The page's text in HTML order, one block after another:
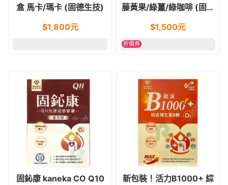
盒 馬卡/瑪卡 (固德生技)
$1,800元
藤黃果/綠薑/綠咖啡 (固德
$1,500元
折價券
固鈊康 kaneka CO Q10
新包裝！活力B1000+ 綜